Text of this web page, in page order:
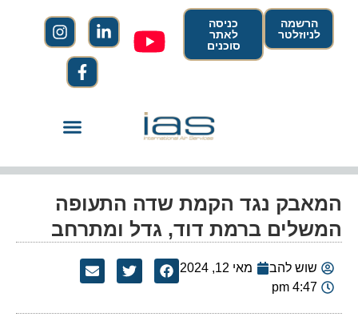
הרשמה
לניוזלטר
כניסה
לאתר
סוכנים
המאבק נגד הקמת שדה התעופה
המשלים ברמת דוד, גדל ומתרחב
שוש להב
מאי 12, 2024
4:47 pm